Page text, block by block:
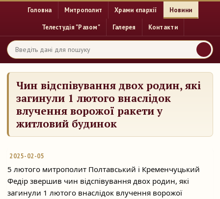
Головна Митрополит Храми єпархії Новини
Телестудія "Разом" Галерея Контакти
Чин відспівування двох родин, які
загинули 1 лютого внаслідок
влучення ворожої ракети у
житловий будинок
2025-02-05
5 лютого митрополит Полтавський і Кременчуцький
Федір звершив чин відспівування двох родин, які
загинули 1 лютого внаслідок влучення ворожої